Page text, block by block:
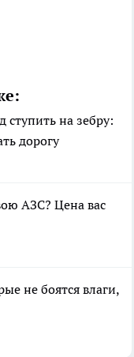
ступить на зебру:
дорогу
АЗС? Цена вас
не боятся влаги,